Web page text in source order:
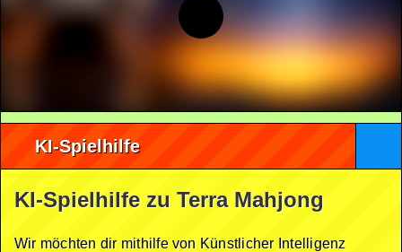
KI-Spielhilfe
KI-Spielhilfe zu Terra Mahjong
Wir möchten dir mithilfe von Künstlicher Intelligenz